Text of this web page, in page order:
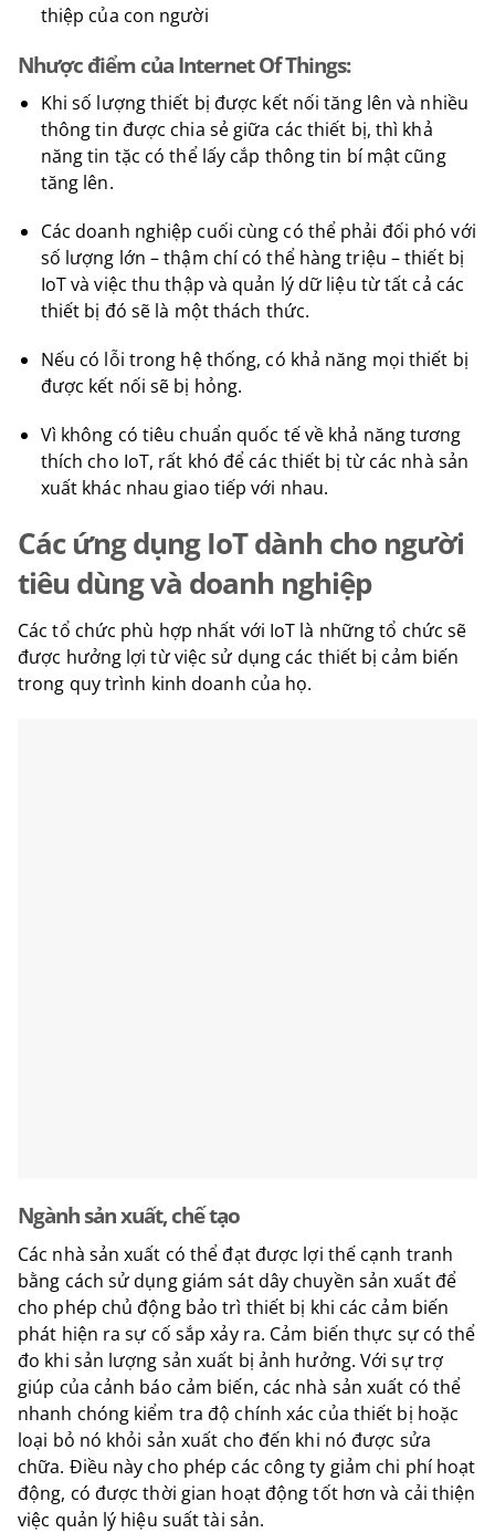
thiệp của con người
Nhược điểm của Internet Of Things:
Khi số lượng thiết bị được kết nối tăng lên và nhiều
thông tin được chia sẻ giữa các thiết bị, thì khả
năng tin tặc có thể lấy cắp thông tin bí mật cũng
tăng lên.
Các doanh nghiệp cuối cùng có thể phải đối phó với
số lượng lớn – thậm chí có thể hàng triệu – thiết bị
IoT và việc thu thập và quản lý dữ liệu từ tất cả các
thiết bị đó sẽ là một thách thức.
Nếu có lỗi trong hệ thống, có khả năng mọi thiết bị
được kết nối sẽ bị hỏng.
Vì không có tiêu chuẩn quốc tế về khả năng tương
thích cho IoT, rất khó để các thiết bị từ các nhà sản
xuất khác nhau giao tiếp với nhau.
Các ứng dụng IoT dành cho người
tiêu dùng và doanh nghiệp
Các tổ chức phù hợp nhất với IoT là những tổ chức sẽ
được hưởng lợi từ việc sử dụng các thiết bị cảm biến
trong quy trình kinh doanh của họ.
Ngành sản xuất, chế tạo
Các nhà sản xuất có thể đạt được lợi thế cạnh tranh
bằng cách sử dụng giám sát dây chuyền sản xuất để
cho phép chủ động bảo trì thiết bị khi các cảm biến
phát hiện ra sự cố sắp xảy ra. Cảm biến thực sự có thể
đo khi sản lượng sản xuất bị ảnh hưởng. Với sự trợ
giúp của cảnh báo cảm biến, các nhà sản xuất có thể
nhanh chóng kiểm tra độ chính xác của thiết bị hoặc
loại bỏ nó khỏi sản xuất cho đến khi nó được sửa
chữa. Điều này cho phép các công ty giảm chi phí hoạt
động, có được thời gian hoạt động tốt hơn và cải thiện
việc quản lý hiệu suất tài sản.